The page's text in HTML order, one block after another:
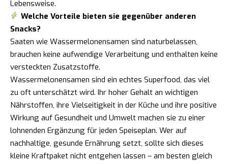
Lebensweise.
Welche Vorteile bieten sie gegenüber anderen
Snacks?
Saaten wie Wassermelonensamen sind naturbelassen,
brauchen keine aufwendige Verarbeitung und enthalten keine
versteckten Zusatzstoffe.
Wassermelonensamen sind ein echtes Superfood, das viel
zu oft unterschätzt wird. Ihr hoher Gehalt an wichtigen
Nährstoffen, ihre Vielseitigkeit in der Küche und ihre positive
Wirkung auf Gesundheit und Umwelt machen sie zu einer
lohnenden Ergänzung für jeden Speiseplan. Wer auf
nachhaltige, gesunde Ernährung setzt, sollte sich dieses
kleine Kraftpaket nicht entgehen lassen – am besten gleich